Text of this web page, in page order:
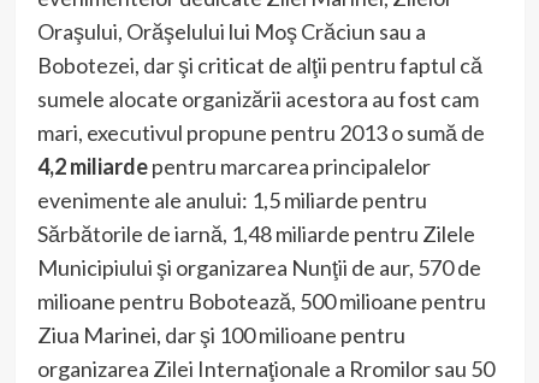
Oraşului, Orăşelului lui Moş Crăciun sau a
Bobotezei, dar şi criticat de alţii pentru faptul că
sumele alocate organizării acestora au fost cam
mari, executivul propune pentru 2013 o sumă de
4,2 miliardepentru marcarea principalelor
evenimente ale anului: 1,5 miliarde pentru
Sărbătorile de iarnă, 1,48 miliarde pentru Zilele
Municipiului şi organizarea Nunţii de aur, 570 de
milioane pentru Bobotează, 500 milioane pentru
Ziua Marinei, dar şi 100 milioane pentru
organizarea Zilei Internaţionale a Rromilor sau 50